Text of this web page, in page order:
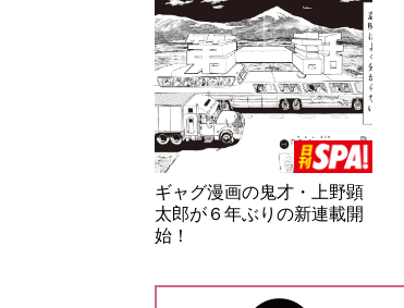
ギャグ漫画の鬼才・上野顕
太郎が６年ぶりの新連載開
始！